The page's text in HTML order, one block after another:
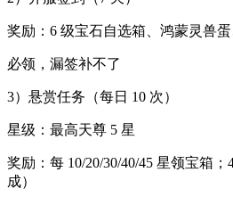
奖励：6 级宝石自选箱、鸿蒙灵兽
必领，漏签补不了
3）悬赏任务（每日 10 次）
星级：最高天尊 5 星
奖励：每 10/20/30/40/45 星领宝箱
成）